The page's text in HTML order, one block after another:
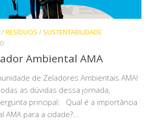
/RESÍDUOS / SUSTENTABILIDADE
Ambiental AMA
de Zeladores Ambientais AMA!
as dúvidas dessa jornada,
principal: Qual é a importância
para a cidade?...